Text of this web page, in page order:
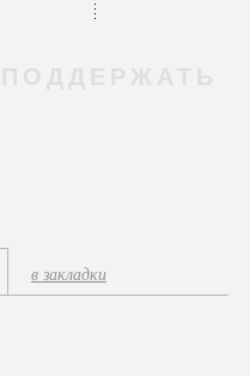
в закладки